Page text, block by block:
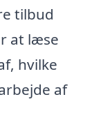
tilbud
at læse
hvilke
af